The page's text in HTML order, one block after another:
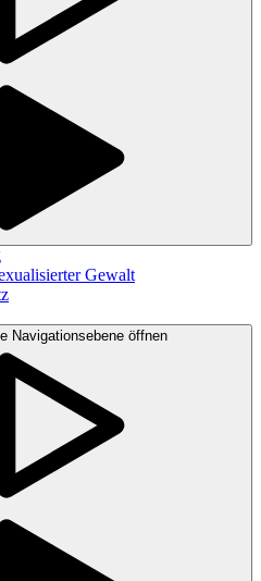
Gewalt
Navigationsebene öffnen